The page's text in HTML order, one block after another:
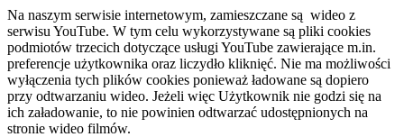
Na naszym serwisie internetowym, zamieszczane są wideo z
serwisu YouTube. W tym celu wykorzystywane są pliki cookies
podmiotów trzecich dotyczące usługi YouTube zawierające m.in.
preferencje użytkownika oraz liczydło kliknięć. Nie ma możliwości
wyłączenia tych plików cookies ponieważ ładowane są dopiero
przy odtwarzaniu wideo. Jeżeli więc Użytkownik nie godzi się na
ich załadowanie, to nie powinien odtwarzać udostępnionych na
stronie wideo filmów.